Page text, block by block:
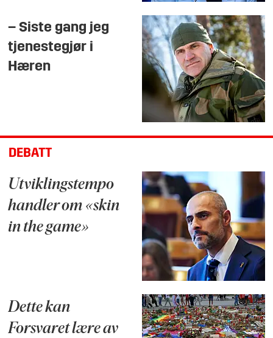
– Siste gang jeg
tjenestegjør i
Hæren
DEBATT
Utviklingstempo
handler om «skin
in the game»
Dette kan
Forsvaret lære av